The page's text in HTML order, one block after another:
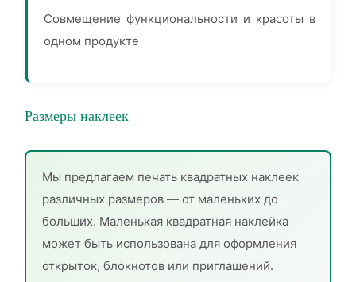
Совмещение функциональности и красоты в
одном продукте
Размеры наклеек
Мы предлагаем печать квадратных наклеек
различных размеров — от маленьких до
больших. Маленькая квадратная наклейка
может быть использована для оформления
открыток, блокнотов или приглашений.